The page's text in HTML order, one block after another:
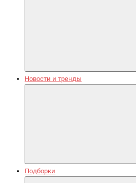
Новости и тренды
Подборки